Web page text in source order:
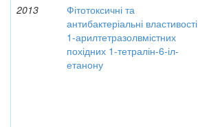
2013
Фітотоксичні та
антибактеріальні властивості
1-арилтетразолвмістних
похідних 1-тетралін-6-іл-
етанону